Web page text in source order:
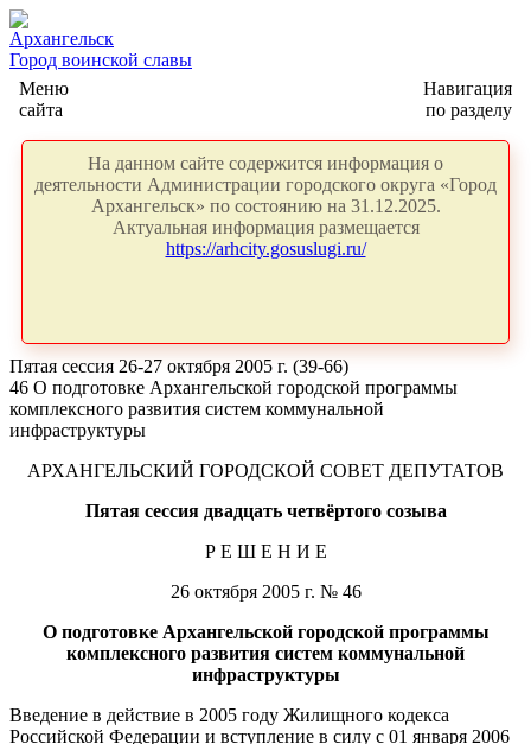
Архангельск
Город воинской славы
Меню
сайта
Навигация
по разделу
На данном сайте содержится информация о
деятельности Администрации городского округа «Город
Архангельск» по состоянию на 31.12.2025.
Актуальная информация размещается
https://arhcity.gosuslugi.ru/
Пятая сессия 26-27 октября 2005 г. (39-66)
46 О подготовке Архангельской городской программы
комплексного развития систем коммунальной
инфраструктуры
АРХАНГЕЛЬСКИЙ ГОРОДСКОЙ СОВЕТ ДЕПУТАТОВ
Пятая сессия двадцать четвёртого созыва
Р Е Ш Е Н И Е
26 октября 2005 г. № 46
О подготовке Архангельской городской программы
комплексного развития систем коммунальной
инфраструктуры
Введение в действие в 2005 году Жилищного кодекса
Российской Федерации и вступление в силу с 01 января 2006